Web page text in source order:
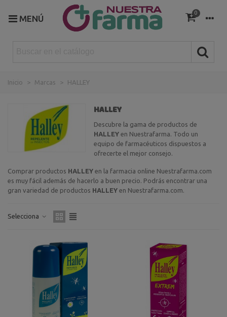
MENÚ
0
Inicio > Marcas > HALLEY
HALLEY
Descubre la gama de productos de
HALLEY en Nuestrafarma. Todo un
equipo de farmacéuticos dispuestos a
ofrecerte el mejor consejo.
Comprar productos HALLEY en la farmacia online Nuestrafarma.com
es muy fácil además de hacerlo a buen precio. Podrás encontrar una
gran variedad de productos HALLEY en Nuestrafarma.com.
Selecciona